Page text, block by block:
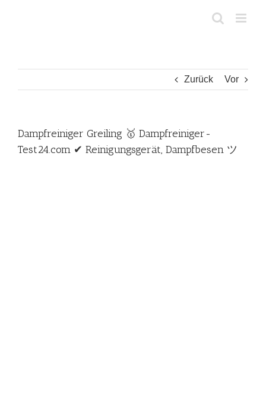
Zurück Vor
Dampfreiniger Greiling 🥇 Dampfreiniger-
Test24.com ✔ Reinigungsgerät, Dampfbesen ツ